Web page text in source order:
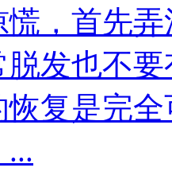
慌，首先
脱发也不
复是完
...